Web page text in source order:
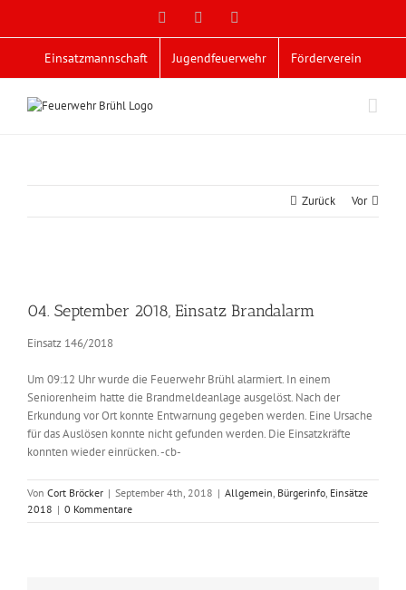
Facebook
Einsatzmannschaft Jugendfeuerwehr Förderverein
Zurück Vor
Bild
04. September 2018, Einsatz Brandalarm
Einsatz 146/2018
Um 09:12 Uhr wurde die Feuerwehr Brühl alarmiert. In einem
Seniorenheim hatte die Brandmeldeanlage ausgelöst. Nach der
Erkundung vor Ort konnte Entwarnung gegeben werden. Eine Ursache
für das Auslösen konnte nicht gefunden werden. Die Einsatzkräfte
konnten wieder einrücken. -cb-
Von Cort Bröcker | September 4th, 2018 | Allgemein, Bürgerinfo, Einsätze
2018 | 0 Kommentare